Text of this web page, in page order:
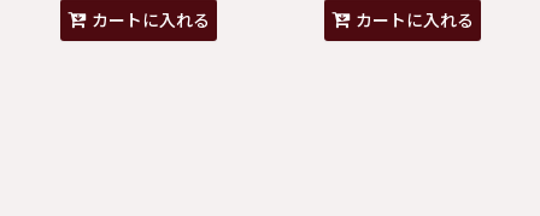
カートに入れる カートに入れる